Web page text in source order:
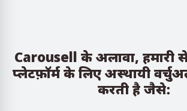
Carousell के अलावा, हमारी
प्लेटफ़ॉर्म के लिए अस्थायी
करती है जैसे: